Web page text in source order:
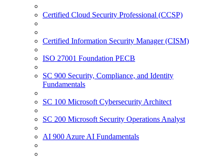
Certified Cloud Security Professional (CCSP)
Certified Information Security Manager (CISM)
ISO 27001 Foundation PECB
SC 900 Security, Compliance, and Identity
Fundamentals
SC 100 Microsoft Cybersecurity Architect
SC 200 Microsoft Security Operations Analyst
AI 900 Azure AI Fundamentals